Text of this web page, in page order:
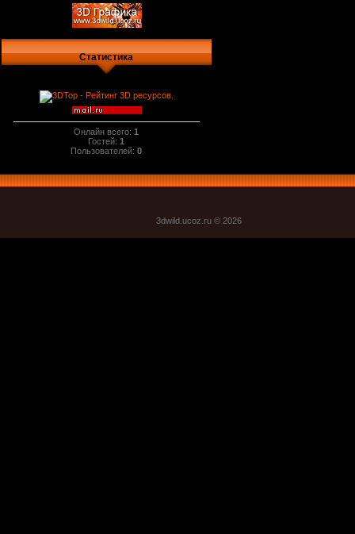
Статистика
Онлайн всего:1
Гостей:1
Пользователей:0